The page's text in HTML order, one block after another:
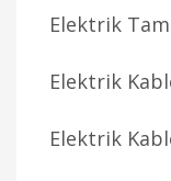
Elektrik
Elektrik
Elektrik